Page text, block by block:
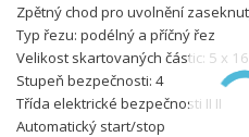
Zpětný chod pro uvolnění
Typ řezu: podélný a příčný řez
Velikost skartovaných částic: 5 x
Stupeň bezpečnosti: 4
Třída elektrické bezpečnosti II II
Automatický start/stop